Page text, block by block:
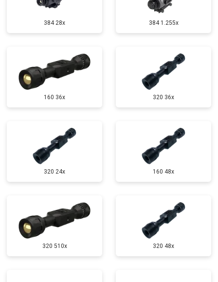
384 28x 384 1.255х
160 36x 320 36x
320 24x 160 48x
320 510x 320 48x